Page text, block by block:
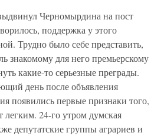
Черномырдина на пост
поддержка у этого
Трудно было себе представить,
знакомому для него премьерскому
какие-то серьезные преграды.
день после объявления
появились первые признаки того,
легким. 24-го утром думская
депутатские группы аграриев и